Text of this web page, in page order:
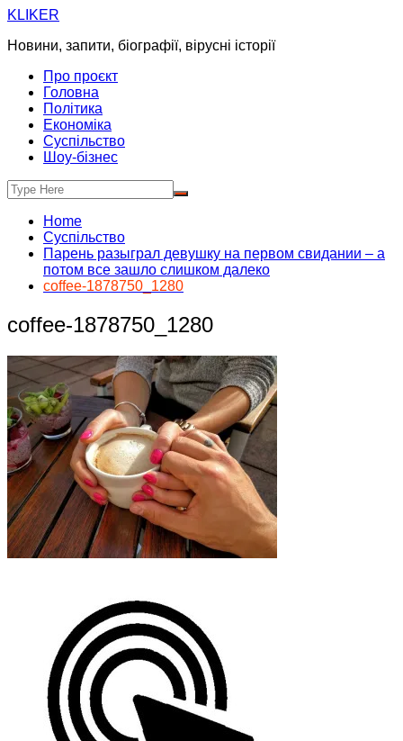
Skip
content
KLIKER
Новини, запити, біографії, вірусні історії
Про проєкт
Головна
Політика
Економіка
Суспільство
Шоу-бізнес
Home
Суспільство
Парень разыграл девушку на первом свидании – а
потом все зашло слишком далеко
coffee-1878750_1280
coffee-1878750_1280